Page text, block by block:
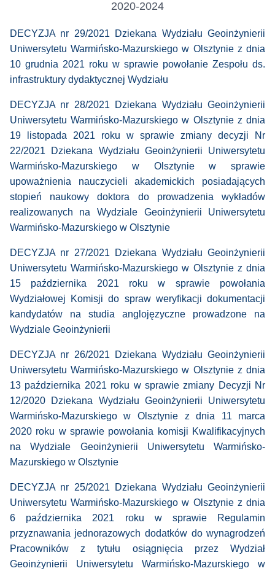
2020-2024
DECYZJA nr 29/2021 Dziekana Wydziału Geoinżynierii
Uniwersytetu Warmińsko-Mazurskiego w Olsztynie z dnia
10 grudnia 2021 roku w sprawie powołanie Zespołu ds.
infrastruktury dydaktycznej Wydziału
DECYZJA nr 28/2021 Dziekana Wydziału Geoinżynierii
Uniwersytetu Warmińsko-Mazurskiego w Olsztynie z dnia
19 listopada 2021 roku w sprawie zmiany decyzji Nr
22/2021 Dziekana Wydziału Geoinżynierii Uniwersytetu
Warmińsko-Mazurskiego w Olsztynie w sprawie
upoważnienia nauczycieli akademickich posiadających
stopień naukowy doktora do prowadzenia wykładów
realizowanych na Wydziale Geoinżynierii Uniwersytetu
Warmińsko-Mazurskiego w Olsztynie
DECYZJA nr 27/2021 Dziekana Wydziału Geoinżynierii
Uniwersytetu Warmińsko-Mazurskiego w Olsztynie z dnia
15 października 2021 roku w sprawie powołania
Wydziałowej Komisji do spraw weryfikacji dokumentacji
kandydatów na studia anglojęzyczne prowadzone na
Wydziale Geoinżynierii
DECYZJA nr 26/2021 Dziekana Wydziału Geoinżynierii
Uniwersytetu Warmińsko-Mazurskiego w Olsztynie z dnia
13 października 2021 roku w sprawie zmiany Decyzji Nr
12/2020 Dziekana Wydziału Geoinżynierii Uniwersytetu
Warmińsko-Mazurskiego w Olsztynie z dnia 11 marca
2020 roku w sprawie powołania komisji Kwalifikacyjnych
na Wydziale Geoinżynierii Uniwersytetu Warmińsko-
Mazurskiego w Olsztynie
DECYZJA nr 25/2021 Dziekana Wydziału Geoinżynierii
Uniwersytetu Warmińsko-Mazurskiego w Olsztynie z dnia
6 października 2021 roku w sprawie Regulamin
przyznawania jednorazowych dodatków do wynagrodzeń
Pracowników z tytułu osiągnięcia przez Wydział
Geoinżynierii Uniwersytetu Warmińsko-Mazurskiego w